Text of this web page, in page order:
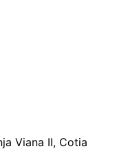
Viana II, Cotia